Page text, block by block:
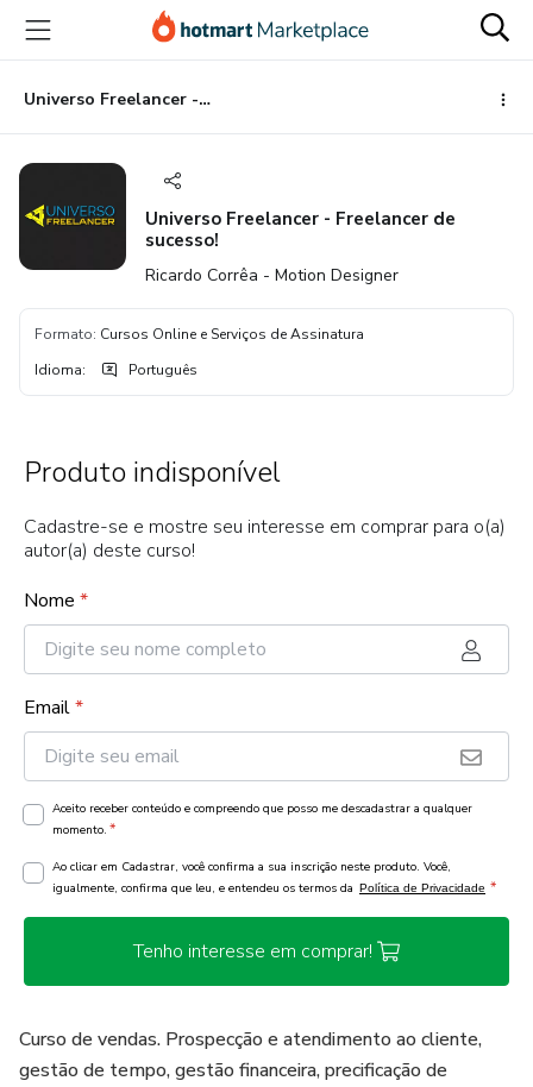
para
conteúdo
principal
para
pagamento
para
rodapé
Universo Freelancer - Freelancer de sucesso!
Universo Freelancer - Freelancer de
sucesso!
Ricardo Corrêa - Motion Designer
Formato: Cursos Online e Serviços de Assinatura
Idioma: Português
Produto indisponível
Cadastre-se e mostre seu interesse em comprar para o(a)
autor(a) deste curso!
Nome *
Email*
Aceito receber conteúdo e compreendo que posso me descadastrar a qualquer
momento. *
Ao clicar em Cadastrar, você confirma a sua inscrição neste produto. Você,
igualmente, confirma que leu, e entendeu os termos da Política de Privacidade *
Tenho interesse em comprar!
Curso de vendas. Prospecção e atendimento ao cliente,
gestão de tempo, gestão financeira, precificação de